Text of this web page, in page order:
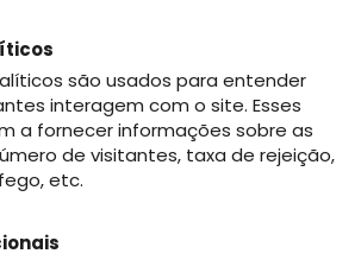
são usados para entender
interagem com o site. Esses
a fornecer informações sobre as
de visitantes, taxa de rejeição,
etc.